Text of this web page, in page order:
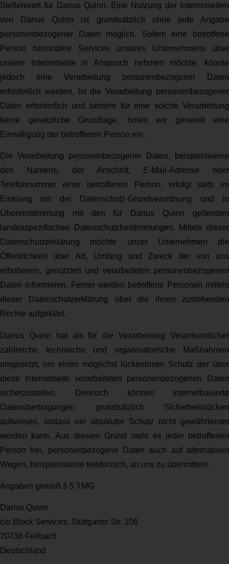
Stellenwert für Darius Quinn. Eine Nutzung der Internetseiten
von Darius Quinn ist grundsätzlich ohne jede Angabe
personenbezogener Daten möglich. Sofern eine betroffene
Person besondere Services unseres Unternehmens über
unsere Internetseite in Anspruch nehmen möchte, könnte
jedoch eine Verarbeitung personenbezogener Daten
erforderlich werden. Ist die Verarbeitung personenbezogener
Daten erforderlich und besteht für eine solche Verarbeitung
keine gesetzliche Grundlage, holen wir generell eine
Einwilligung der betroffenen Person ein.
Die Verarbeitung personenbezogener Daten, beispielsweise
des Namens, der Anschrift, E-Mail-Adresse oder
Telefonnummer einer betroffenen Person, erfolgt stets im
Einklang mit der Datenschutz-Grundverordnung und in
Übereinstimmung mit den für Darius Quinn geltenden
landesspezifischen Datenschutzbestimmungen. Mittels dieser
Datenschutzerklärung möchte unser Unternehmen die
Öffentlichkeit über Art, Umfang und Zweck der von uns
erhobenen, genutzten und verarbeiteten personenbezogenen
Daten informieren. Ferner werden betroffene Personen mittels
dieser Datenschutzerklärung über die ihnen zustehenden
Rechte aufgeklärt.
Darius Quinn hat als für die Verarbeitung Verantwortlicher
zahlreiche technische und organisatorische Maßnahmen
umgesetzt, um einen möglichst lückenlosen Schutz der über
diese Internetseite verarbeiteten personenbezogenen Daten
sicherzustellen. Dennoch können Internetbasierte
Datenübertragungen grundsätzlich Sicherheitslücken
aufweisen, sodass ein absoluter Schutz nicht gewährleistet
werden kann. Aus diesem Grund steht es jeder betroffenen
Person frei, personenbezogene Daten auch auf alternativen
Wegen, beispielsweise telefonisch, an uns zu übermitteln.
Angaben gemäß § 5 TMG
Darius Quinn
c/o Block Services, Stuttgarter Str. 106
70736 Fellbach
Deutschland